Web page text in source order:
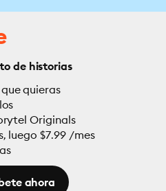
de historias
quieras
Originals
luego $7.99 /mes
ahora